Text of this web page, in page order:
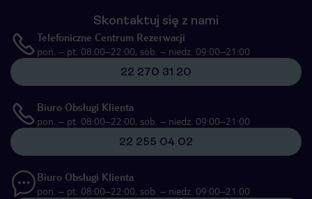
Skontaktuj się z nami
Telefoniczne Centrum Rezerwacji
pon. – pt. 08:00–22:00, sob. – niedz. 09:00–21:00
22 270 31 20
Biuro Obsługi Klienta
pon. – pt. 08:00–22:00, sob. – niedz. 09:00–21:00
22 255 04 02
Biuro Obsługi Klienta
pon. – pt. 08:00–22:00, sob. – niedz. 09:00–21:00